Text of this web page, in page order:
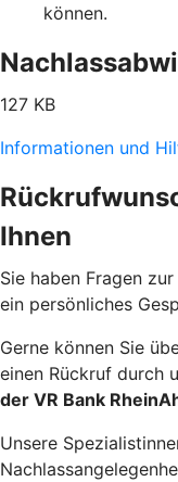
können.
127 KB
Informationen und
Ihnen
Sie haben Fragen
ein persönliches
Gerne können Sie
einen Rückruf durch
der VR Bank
Unsere